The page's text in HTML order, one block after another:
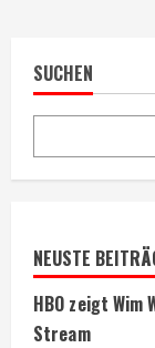
SUCHEN
NEUSTE
HBO zeigt
Stream